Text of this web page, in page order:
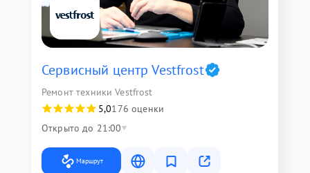
Сервисный центр Vestfrost
Ремонт техники Vestfrost
5,0176 оценки
Открыто до 21:00
Маршрут